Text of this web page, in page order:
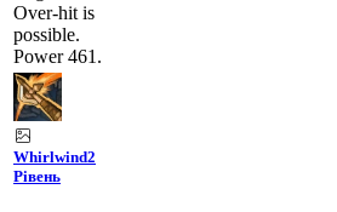
Over-hit is
possible.
Power 461.
Whirlwind2
Рівень